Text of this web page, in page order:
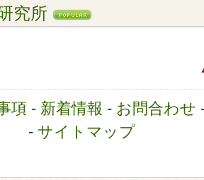
究所
項 - 新着情報 - お問合わせ
- サイトマップ